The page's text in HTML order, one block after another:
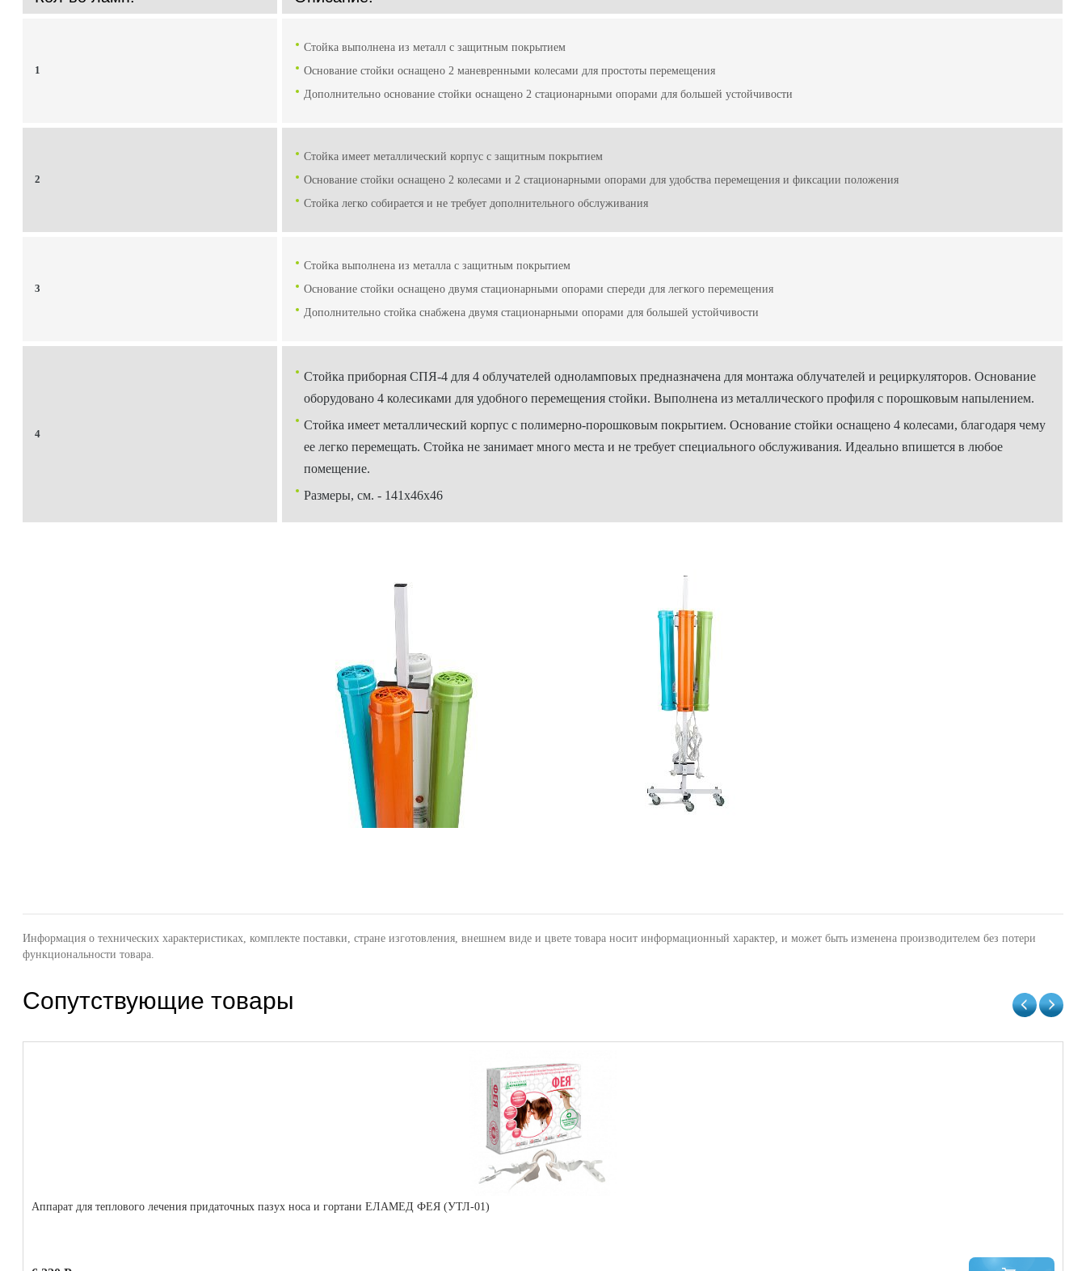
1
Стойка выполнена из металл с защитным покрытием
Основание стойки оснащено 2 маневренными колесами для простоты перемещения
Дополнительно основание стойки оснащено 2 стационарными опорами для большей устойчивости
2
Стойка имеет металлический корпус с защитным покрытием
Основание стойки оснащено 2 колесами и 2 стационарными опорами для удобства перемещения и фиксации положения
Стойка легко собирается и не требует дополнительного обслуживания
3
Стойка выполнена из металла с защитным покрытием
Основание стойки оснащено двумя стационарными опорами спереди для легкого перемещения
Дополнительно стойка снабжена двумя стационарными опорами для большей устойчивости
4
Стойка приборная СПЯ-4 для 4 облучателей одноламповых предназначена для монтажа облучателей и рециркуляторов. Основание
оборудовано 4 колесиками для удобного перемещения стойки. Выполнена из металлического профиля с порошковым напылением.
Стойка имеет металлический корпус с полимерно-порошковым покрытием. Основание стойки оснащено 4 колесами, благодаря чему
ее легко перемещать. Стойка не занимает много места и не требует специального обслуживания. Идеально впишется в любое
помещение.
Размеры, см. - 141x46x46
Информация о технических характеристиках, комплекте поставки, стране изготовления, внешнем виде и цвете товара носит информационный характер, и может быть изменена производителем без потери
функциональности товара.
Сопутствующие товары
Аппарат для теплового лечения придаточных пазух носа и гортани ЕЛАМЕД ФЕЯ (УТЛ-01)